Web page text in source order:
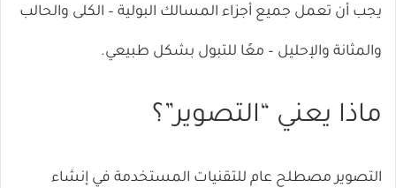
يجب أن تعمل جميع أجزاء المسالك البولية – الكلى والحالب
والمثانة والإحليل – معًا للتبول بشكل طبيعي.
ماذا يعني “التصوير”؟
التصوير مصطلح عام للتقنيات المستخدمة في إنشاء